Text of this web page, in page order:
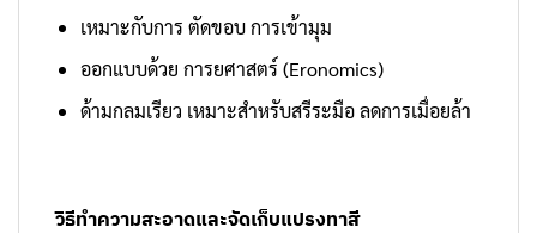
เหมาะกับการ ตัดขอบ การเข้ามุม
ออกแบบด้วย การยศาสตร์ (Eronomics)
ด้ามกลมเรียว เหมาะสำหรับสรีระมือ ลดการเมื่อยล้า
วิธีทำความสะอาดและจัดเก็บแปรงทาสี